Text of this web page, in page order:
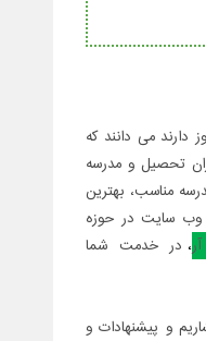
دارند می دانند که
تحصیل و مدرسه
مناسب، بهترین
وب سایت در حوزه
، در خدمت شما
و پیشنهادات و